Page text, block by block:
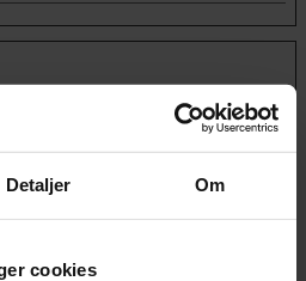
Detaljer Om
cookies
at spore brugere på tværs af